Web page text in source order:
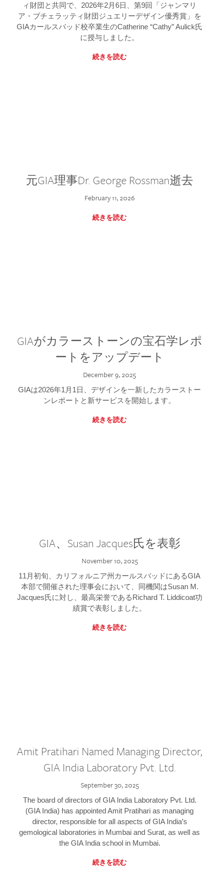
ィ財団と共同で、2026年2月6日、第9回「ジャンマリ
ア・ブチェラッティ財団ジュエリーデザイン優秀賞」を
GIAカールスバッド校卒業生のCatherine “Cathy” Aulick氏
に授与しました。
続きを読む
元GIA理事Dr. George Rossman逝去
February 11, 2026
続きを読む
GIAがカラーストーンの宝石学レポ
ートをアップデート
December 9, 2025
GIAは2026年1月1日、デザインを一新したカラーストー
ンレポートと新サービスを開始します。
続きを読む
GIA、Susan Jacques氏を表彰
November 10, 2025
11月初旬、カリフォルニア州カールスバッドにあるGIA
本部で開催された理事会において、同機関はSusan M.
Jacques氏に対し、最高栄誉であるRichard T. Liddicoat功
績賞で表彰しました。
続きを読む
Amit Pratihari Named Managing Director,
GIA India Laboratory Pvt. Ltd.
September 30, 2025
The board of directors of GIA India Laboratory Pvt. Ltd.
(GIA India) has appointed Amit Pratihari as managing
director, responsible for all aspects of GIA India’s
gemological laboratories in Mumbai and Surat, as well as
the GIA India school in Mumbai.
続きを読む